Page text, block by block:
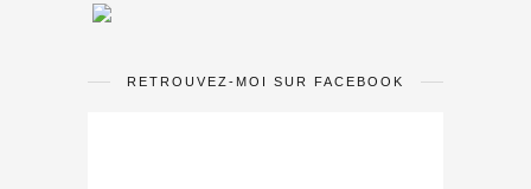
RETROUVEZ-MOI SUR FACEBOOK